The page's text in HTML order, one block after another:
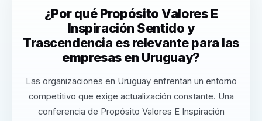
¿Por qué Propósito Valores E
Inspiración Sentido y
Trascendencia es relevante para las
empresas en Uruguay?
Las organizaciones en Uruguay enfrentan un entorno
competitivo que exige actualización constante. Una
conferencia de Propósito Valores E Inspiración